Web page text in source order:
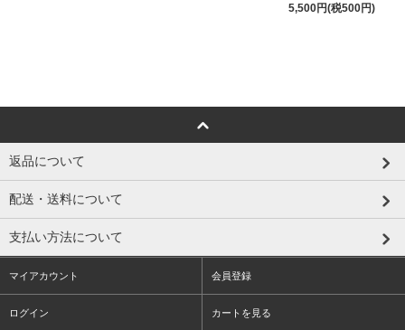
5,500円(税500円)
返品について
配送・送料について
支払い方法について
マイアカウント 会員登録
ログイン カートを見る